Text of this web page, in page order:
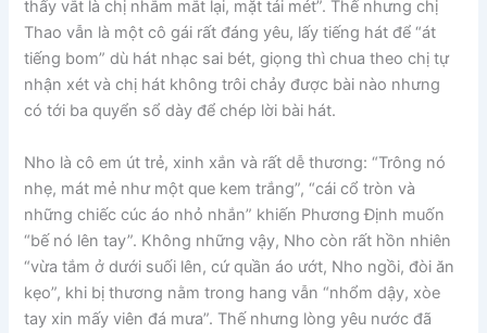
thấy vắt là chị nhắm mắt lại, mặt tái mét”. Thế nhưng chị
Thao vẫn là một cô gái rất đáng yêu, lấy tiếng hát để “át
tiếng bom” dù hát nhạc sai bét, giọng thì chua theo chị tự
nhận xét và chị hát không trôi chảy được bài nào nhưng
có tới ba quyển sổ dày để chép lời bài hát.
Nho là cô em út trẻ, xinh xắn và rất dễ thương: “Trông nó
nhẹ, mát mẻ như một que kem trắng”, “cái cổ tròn và
những chiếc cúc áo nhỏ nhắn” khiến Phương Định muốn
“bế nó lên tay”. Không những vậy, Nho còn rất hồn nhiên
“vừa tắm ở dưới suối lên, cứ quần áo ướt, Nho ngồi, đòi ăn
kẹo”, khi bị thương nằm trong hang vẫn “nhổm dậy, xòe
tay xin mấy viên đá mưa”. Thế nhưng lòng yêu nước đã